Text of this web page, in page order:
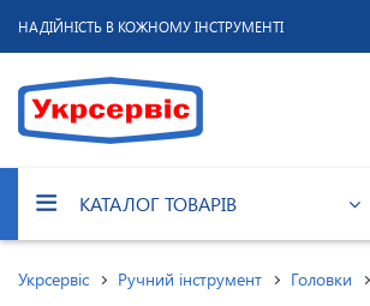
НАДІЙНІСТЬ В КОЖНОМУ ІНСТРУМЕНТІ
КАТАЛОГ ТОВАРІВ
Укрсервіс Ручний інструмент Головки